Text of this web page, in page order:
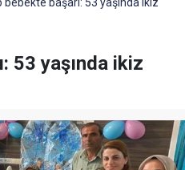
53 yaşında ikiz